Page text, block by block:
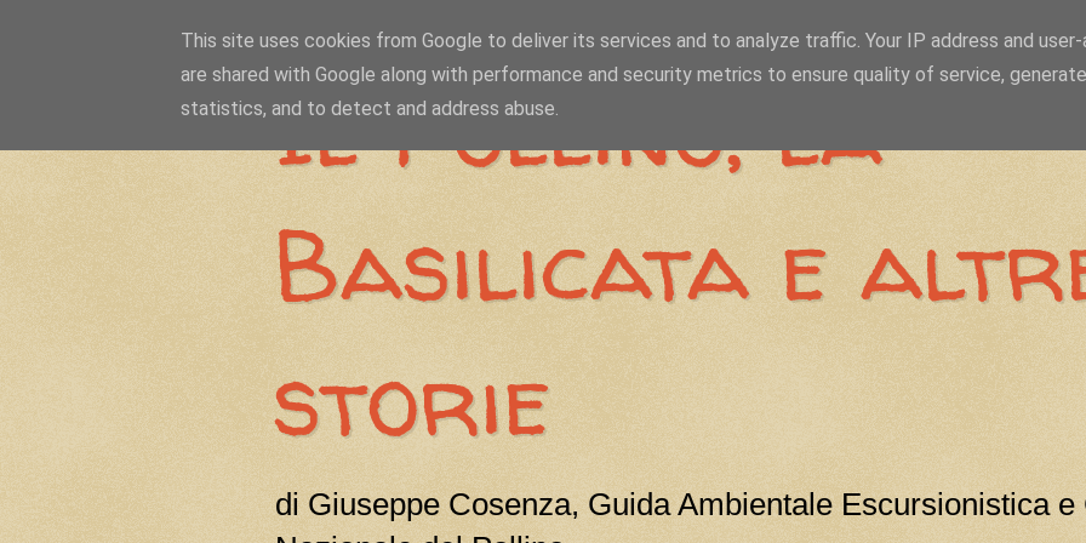
Il Pollino, la
Basilicata e
storie
di Giuseppe Cosenza, Guida Ambientale Escursionistica
This site uses cookies from Google to deliver its services and to analyze traffic. Your IP address and
are shared with Google along with performance and security metrics to ensure quality of service,
statistics, and to detect and address abuse.